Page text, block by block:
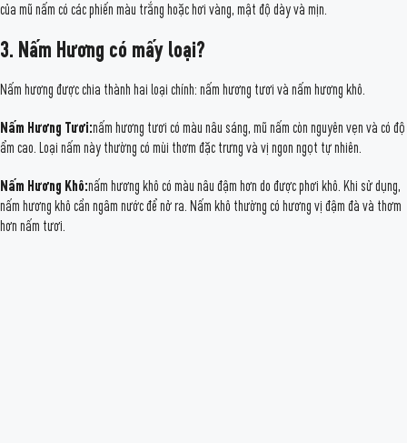
của mũ nấm có các phiến màu trắng hoặc hơi vàng, mật độ dày và mịn.
3. Nấm Hương có mấy loại?
Nấm hương được chia thành hai loại chính: nấm hương tươi và nấm hương khô.
Nấm Hương Tươi:nấm hương tươi có màu nâu sáng, mũ nấm còn nguyên vẹn và có độ
ẩm cao. Loại nấm này thường có mùi thơm đặc trưng và vị ngon ngọt tự nhiên.
Nấm Hương Khô:nấm hương khô có màu nâu đậm hơn do được phơi khô. Khi sử dụng,
nấm hương khô cần ngâm nước để nở ra. Nấm khô thường có hương vị đậm đà và thơm
hơn nấm tươi.